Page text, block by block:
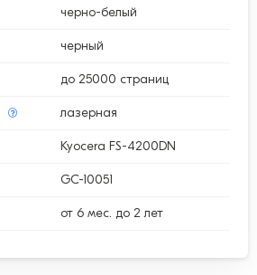
черно-белый
черный
до 25000 страниц
лазерная
Kyocera FS-4200DN
GC-10051
от 6 мес. до 2 лет